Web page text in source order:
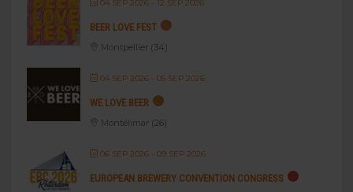
04 SEP 2026- 12 SEP 2026
BEER LOVE FEST
Montpellier (34)
04 SEP 2026- 05 SEP 2026
WE LOVE BEER
Montélimar (26)
06 SEP 2026- 09 SEP 2026
EUROPEAN BREWERY CONVENTION CONGRESS